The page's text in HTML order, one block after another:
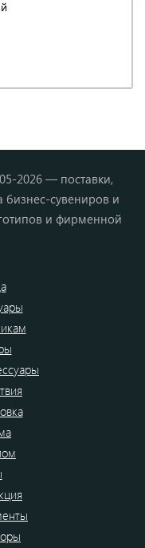
2026 — поставки,
бизнес-сувениров и
и фирменной